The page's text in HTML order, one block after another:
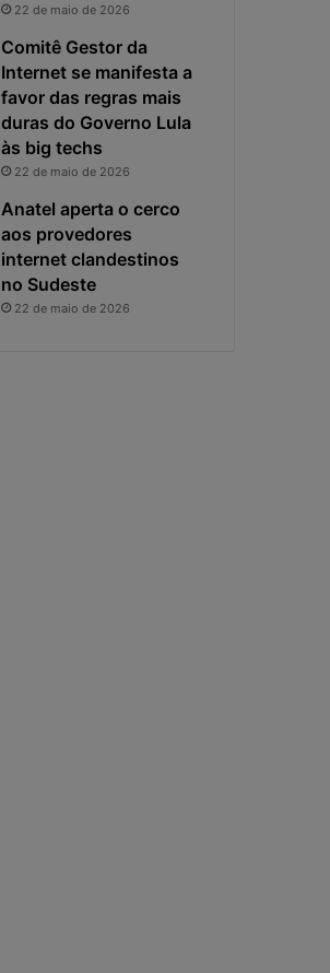
22 de maio de 2026
Comitê Gestor da
Internet se manifesta a
favor das regras mais
duras do Governo Lula
às big techs
22 de maio de 2026
Anatel aperta o cerco
aos provedores
internet clandestinos
no Sudeste
22 de maio de 2026